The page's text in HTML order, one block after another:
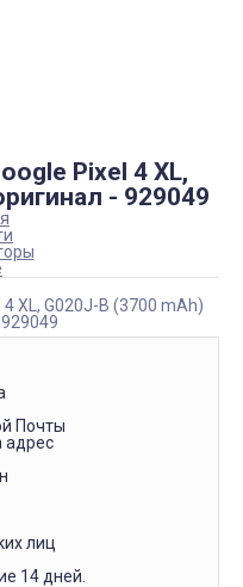
Pixel 4 XL,
- 929049
Почты
адрес
лиц
14 дней.